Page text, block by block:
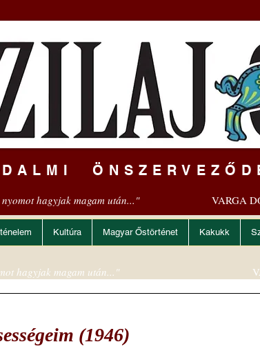
hagyjak magam után..." VARGA
Kultúra Magyar Őstörténet Kakukk
(1946)
hagyjak magam után..."